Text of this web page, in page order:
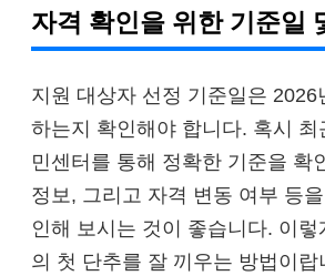
자격 확인을 위한 기준일
지원 대상자 선정 기준일은
하는지 확인해야 합니다. 혹시
민센터를 통해 정확한 기준을 확
정보, 그리고 자격 변동 여부 등
인해 보시는 것이 좋습니다. 이
의 첫 단추를 잘 끼우는 방법이랍